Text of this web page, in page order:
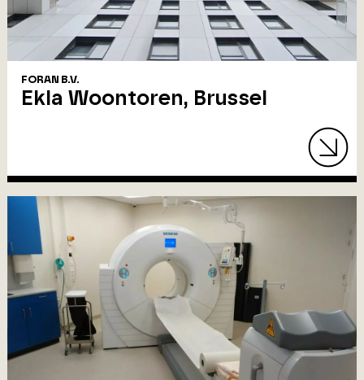
FORAN B.V.
Ekla Woontoren, Brussel